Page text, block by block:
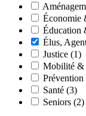
Économie
Éducation
Élus,
Justice (1)
Mobilité &
Santé (3)
Seniors (2)